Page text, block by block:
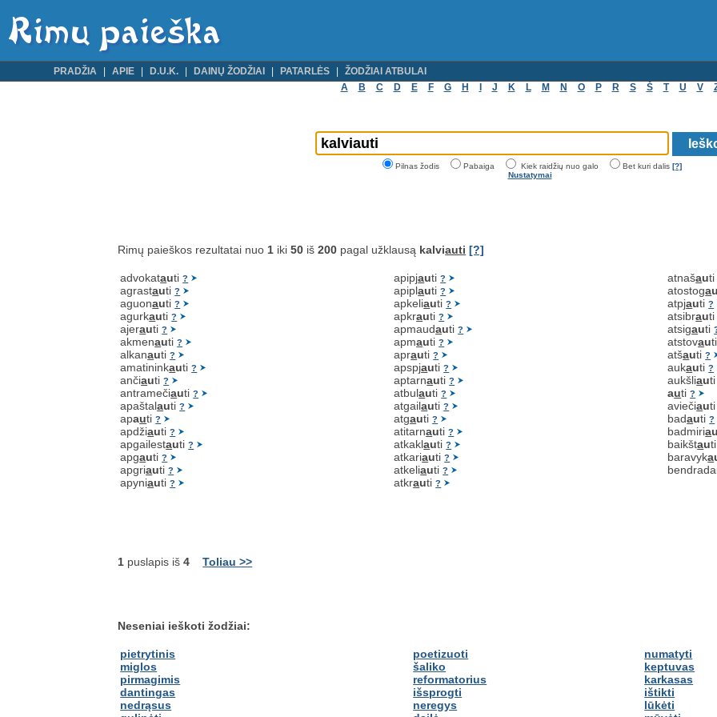
PRADŽIA APIE D.U.K. DAINŲ ŽODŽIAI PATARLĖS
ŽODŽIAI ATBULAI
A
B C D E F G H J K L M N O P R S Š T U V
Pilnas žodis Pabaiga Kiek raidžių nuo galo Bet kuri dalis [?]
Nustatymai
Rimų paieškos rezultatai nuo 1 iki50 iš200 pagal užklausą kalviauti [?]
advokatauti?
agrastauti?
aguonauti?
agurkauti?
ajerauti?
akmenauti?
alkanauti?
amatininkauti?
ančiauti?
antramečiauti?
apaštalauti?
apauti?
apdžiauti?
apgailestauti?
apgauti?
apgriauti?
apyniauti?
apipjauti?
apiplauti?
apkeliauti?
apkrauti?
apmaudauti?
apmauti?
aprauti?
apspjauti?
aptarnauti?
atbulauti?
atgailauti?
atgauti?
atitarnauti?
atkaklauti?
atkariauti?
atkeliauti?
atkrauti?
atnašau
atostoga
atpjauti?
atsibrau
atsigauti
atstovau
atšauti?
aukauti?
aukšliau
auti?
aviečiau
badauti?
badmiria
baikštau
baravyka
1 puslapis iš4 Toliau >>
Neseniai ieškoti žodžiai:
pietrytinis
miglos
pirmagimis
dantingas
nedrąsus
poetizuoti
šaliko
reformatorius
išsprogti
neregys
numatyti
keptuvas
karkasas
ištikti
lūkėti